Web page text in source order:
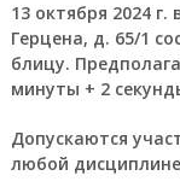
13 октября 2024
Герцена, д. 65/1
блицу.
минуты + 2
Допускаются
любой